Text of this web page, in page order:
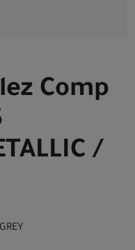
Comp
/